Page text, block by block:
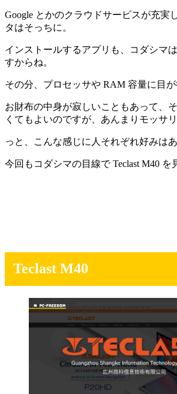
Google とかのクラウドサービスが充実
タはそっちに。
インストールするアプリも、コダシマ
すからね。
その分、プロセッサや RAM 容量に目が
お財布の中身が寂しいこともあって、
くてもよいのですが、あんまりモッサ
っと、こんな感じに人それぞれ好みはあ
今回もコダシマの目線で Teclast M40 を
Teclast M40